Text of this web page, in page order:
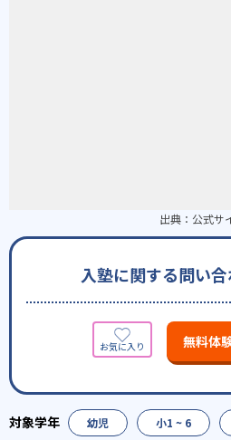
出典： 公式サ
入塾に関する問い
無料体
幼児 小1 ~ 6